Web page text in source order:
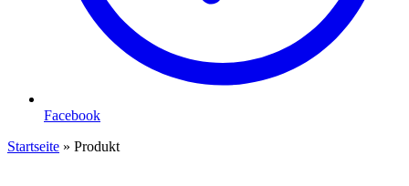
Facebook
Startseite » Produkt